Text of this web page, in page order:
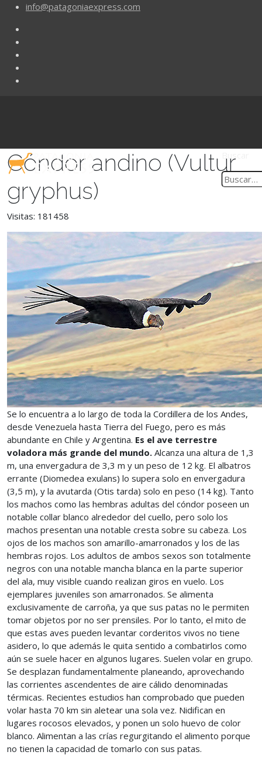
info@patagoniaexpress.com
Cóndor andino (Vultur
gryphus)
Visitas: 181458
Se lo encuentra a lo largo de toda la Cordillera de los Andes,
desde Venezuela hasta Tierra del Fuego, pero es más
abundante en Chile y Argentina. Es el ave terrestre
voladora más grande del mundo. Alcanza una altura de 1,3
m, una envergadura de 3,3 m y un peso de 12 kg. El albatros
errante (Diomedea exulans) lo supera solo en envergadura
(3,5 m), y la avutarda (Otis tarda) solo en peso (14 kg). Tanto
los machos como las hembras adultas del cóndor poseen un
notable collar blanco alrededor del cuello, pero solo los
machos presentan una notable cresta sobre su cabeza. Los
ojos de los machos son amarillo-amarronados y los de las
hembras rojos. Los adultos de ambos sexos son totalmente
negros con una notable mancha blanca en la parte superior
del ala, muy visible cuando realizan giros en vuelo. Los
ejemplares juveniles son amarronados. Se alimenta
exclusivamente de carroña, ya que sus patas no le permiten
tomar objetos por no ser prensiles. Por lo tanto, el mito de
que estas aves pueden levantar corderitos vivos no tiene
asidero, lo que además le quita sentido a combatirlos como
aún se suele hacer en algunos lugares. Suelen volar en grupo.
Se desplazan fundamentalmente planeando, aprovechando
las corrientes ascendentes de aire cálido denominadas
térmicas. Recientes estudios han comprobado que pueden
volar hasta 70 km sin aletear una sola vez. Nidifican en
lugares rocosos elevados, y ponen un solo huevo de color
blanco. Alimentan a las crías regurgitando el alimento porque
no tienen la capacidad de tomarlo con sus patas.